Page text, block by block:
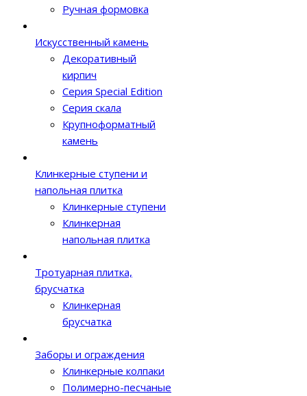
Ручная формовка
Искусственный камень
Декоративный
кирпич
Серия Special Edition
Серия скала
Крупноформатный
камень
Клинкерные ступени и
напольная плитка
Клинкерные ступени
Клинкерная
напольная плитка
Тротуарная плитка,
брусчатка
Клинкерная
брусчатка
Заборы и ограждения
Клинкерные колпаки
Полимерно-песчаные